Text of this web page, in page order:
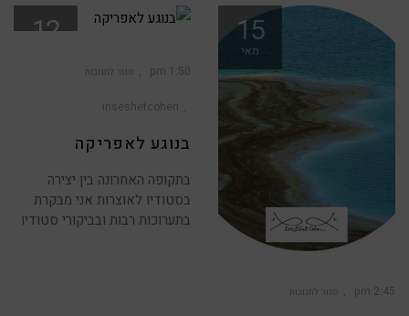
15
מאי
2:45 pm סגור לתגובות
12
1:50 pm סגור לתגובות
iriseshetcohen
בנוגע לאפריקה
בתקופה האחרונה בין יצירה
בסטודיו לאוצרות אני מבקרת
בתערוכות רבות ובביקורי סטודיו